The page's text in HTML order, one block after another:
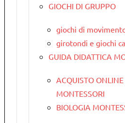
GIOCHI DI GRUPPO
giochi di
girotondi e giochi
GUIDA DIDATTICA
ACQUISTO
MONTESSORI
BIOLOGIA